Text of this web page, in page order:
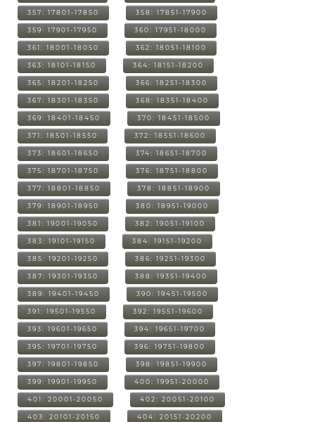
357: 17801-17850 358: 17851-17900
359: 17901-17950 360: 17951-18000
361: 18001-18050 362: 18051-18100
363: 18101-18150 364: 18151-18200
365: 18201-18250 366: 18251-18300
367: 18301-18350 368: 18351-18400
369: 18401-18450 370: 18451-18500
371: 18501-18550 372: 18551-18600
373: 18601-18650 374: 18651-18700
375: 18701-18750 376: 18751-18800
377: 18801-18850 378: 18851-18900
379: 18901-18950 380: 18951-19000
381: 19001-19050 382: 19051-19100
383: 19101-19150 384: 19151-19200
385: 19201-19250 386: 19251-19300
387: 19301-19350 388: 19351-19400
389: 19401-19450 390: 19451-19500
391: 19501-19550 392: 19551-19600
393: 19601-19650 394: 19651-19700
395: 19701-19750 396: 19751-19800
397: 19801-19850 398: 19851-19900
399: 19901-19950 400: 19951-20000
401: 20001-20050 402: 20051-20100
403: 20101-20150 404: 20151-20200